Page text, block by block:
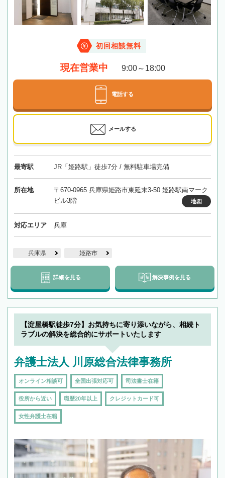
初回相談無料
現在営業中 9:00～18:00
電話する
メールする
最寄駅 JR「姫路駅」徒歩7分 / 無料駐車場完備
所在地
〒670-0965 兵庫県姫路市東延末3-50 姫路駅南マーク
ビル3階
地図
対応エリア 兵庫
兵庫県 姫路市
詳細を見る 解決事例を見る
【淀屋橋駅徒歩7分】お気持ちに寄り添いながら、相続ト
ラブルの解決を総合的にサポートいたします
弁護士法人 川原総合法律事務所
オンライン相談可 全国出張対応可 司法書士在籍
役所から近い 職歴20年以上 クレジットカード可
女性弁護士在籍